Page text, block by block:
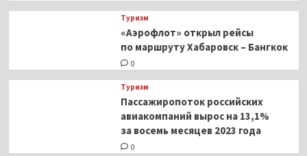
Туризм
«Аэрофлот» открыл рейсы
по маршруту Хабаровск – Бангкок
0
Туризм
Пассажиропоток российских
авиакомпаний вырос на 13,1%
за восемь месяцев 2023 года
0